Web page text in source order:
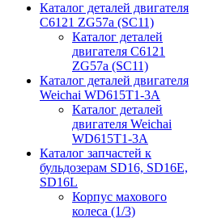
Каталог деталей двигателя
C6121 ZG57a (SC11)
Каталог деталей
двигателя C6121
ZG57a (SC11)
Каталог деталей двигателя
Weichai WD615T1-3A
Каталог деталей
двигателя Weichai
WD615T1-3A
Каталог запчастей к
бульдозерам SD16, SD16E,
SD16L
Корпус махового
колеса (1/3)